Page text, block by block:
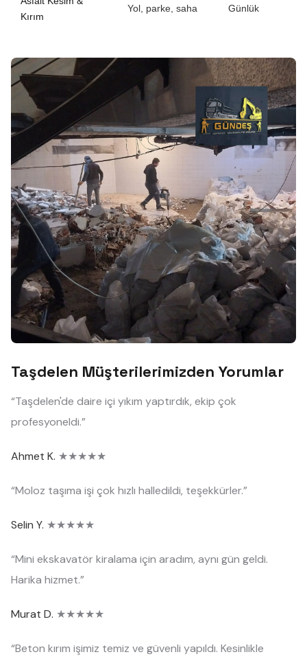
Kırım
Yol, parke, saha Günlük
Taşdelen Müşterilerimizden Yorumlar
“Taşdelen'de daire içi yıkım yaptırdık, ekip çok
profesyoneldi.”
Ahmet K. ★★★★★
“Moloz taşıma işi çok hızlı halledildi, teşekkürler.”
Selin Y. ★★★★★
“Mini ekskavatör kiralama için aradım, aynı gün geldi.
Harika hizmet.”
Murat D. ★★★★★
“Beton kırım işimiz temiz ve güvenli yapıldı. Kesinlikle